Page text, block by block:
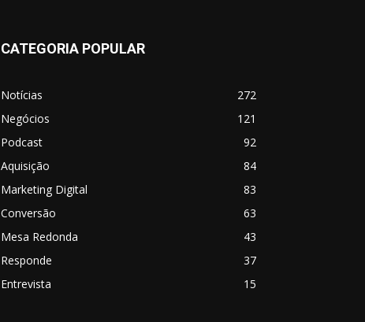
CATEGORIA POPULAR
Notícias
272
Negócios
121
Podcast
92
Aquisição
84
Marketing Digital
83
Conversão
63
Mesa Redonda
43
Responde
37
Entrevista
15